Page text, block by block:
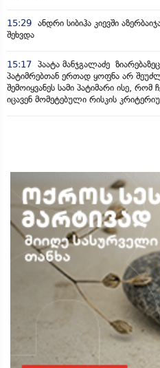
15:29 ანდრი სიბიჰა კიევში
შეხვდა
15:17 პაატა მანჯგალაძე
პატიმრებთან ერთად ყოფნა არ
შემოიყვანეს სამი პატიმარი ისე,
იცავენ მომეტებული რისკის